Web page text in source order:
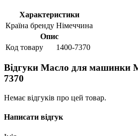
Характеристики
Країна бренду Німеччина
Опис
Код товару
1400-7370
Відгуки Масло для машинки
7370
Немає відгуків про цей товар.
Написати відгук